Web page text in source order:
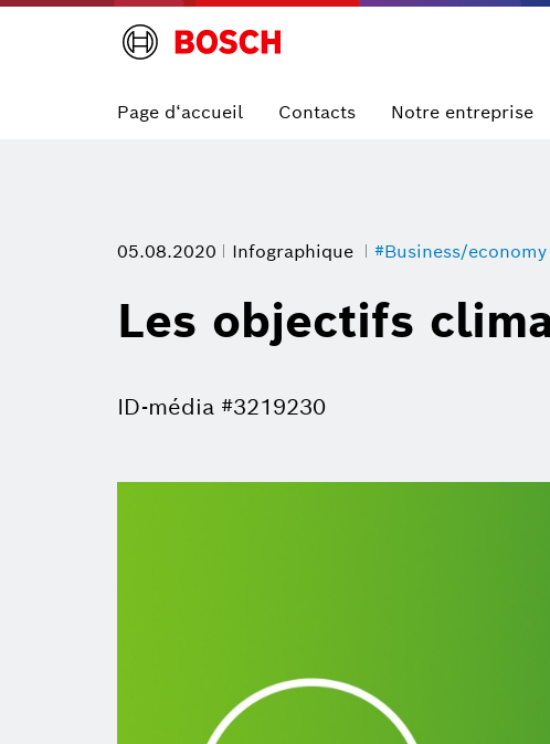
Page d‘accueil Contacts Notre entreprise
05.08.2020 Infographique #Business/economy
Les objectifs
ID-média #3219230